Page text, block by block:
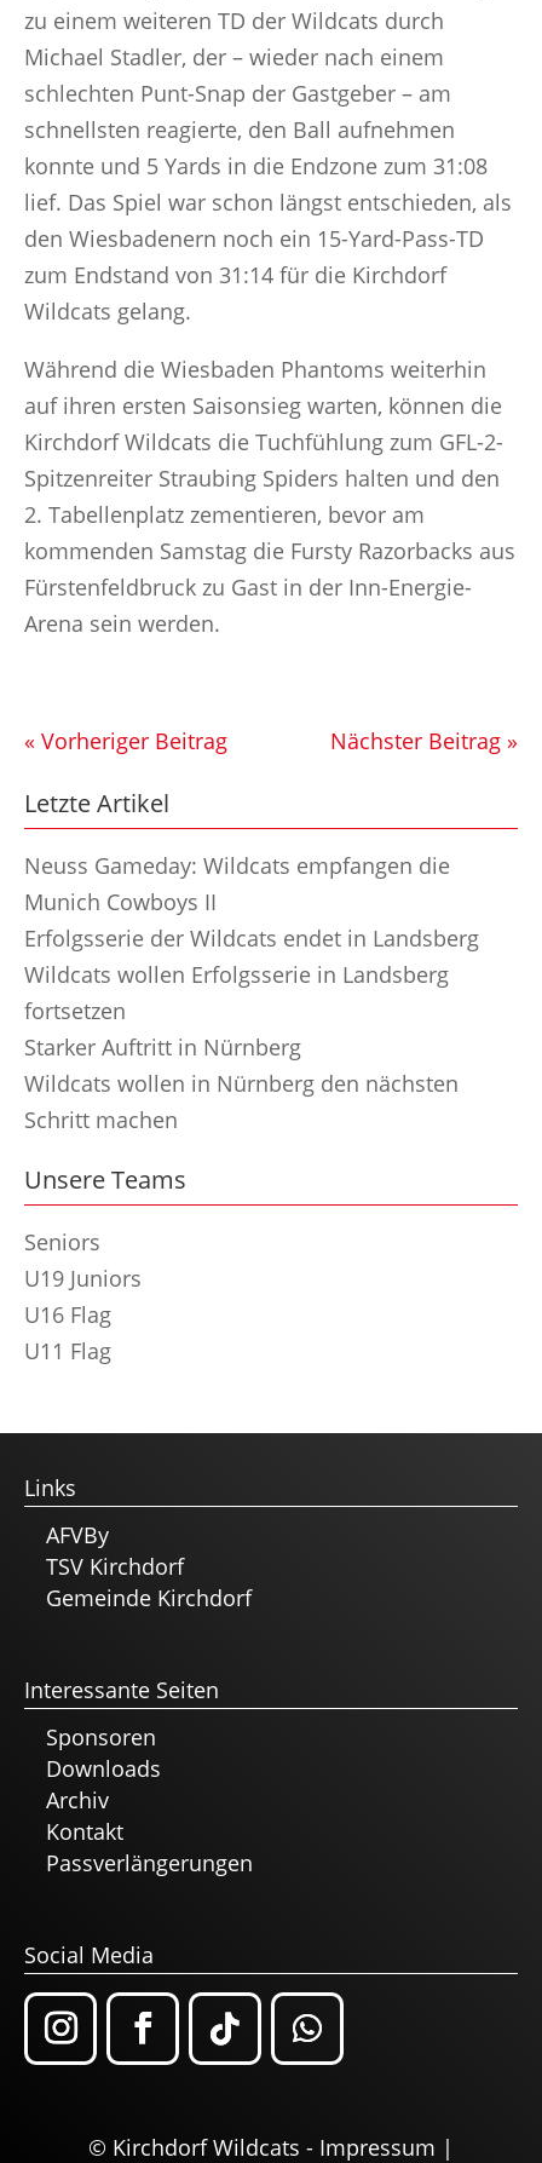
zu einem weiteren TD der Wildcats durch
Michael Stadler, der – wieder nach einem
schlechten Punt-Snap der Gastgeber – am
schnellsten reagierte, den Ball aufnehmen
konnte und 5 Yards in die Endzone zum 31:08
lief. Das Spiel war schon längst entschieden, als
den Wiesbadenern noch ein 15-Yard-Pass-TD
zum Endstand von 31:14 für die Kirchdorf
Wildcats gelang.
Während die Wiesbaden Phantoms weiterhin
auf ihren ersten Saisonsieg warten, können die
Kirchdorf Wildcats die Tuchfühlung zum GFL-2-
Spitzenreiter Straubing Spiders halten und den
2. Tabellenplatz zementieren, bevor am
kommenden Samstag die Fursty Razorbacks aus
Fürstenfeldbruck zu Gast in der Inn-Energie-
Arena sein werden.
« Vorheriger Beitrag Nächster Beitrag »
Letzte Artikel
Neuss Gameday: Wildcats empfangen die
Munich Cowboys II
Erfolgsserie der Wildcats endet in Landsberg
Wildcats wollen Erfolgsserie in Landsberg
fortsetzen
Starker Auftritt in Nürnberg
Wildcats wollen in Nürnberg den nächsten
Schritt machen
Unsere Teams
Seniors
U19 Juniors
U16 Flag
U11 Flag
Links
AFVBy
TSV Kirchdorf
Gemeinde Kirchdorf
Interessante Seiten
Sponsoren
Downloads
Archiv
Kontakt
Passverlängerungen
Social Media
© Kirchdorf Wildcats - Impressum |